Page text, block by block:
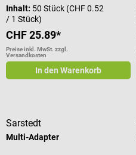
Inhalt: 50 Stück (CHF 0.52
/ 1 Stück)
CHF 25.89*
Preise inkl. MwSt. zzgl.
Versandkosten
In den Warenkorb
Sarstedt
Multi-Adapter